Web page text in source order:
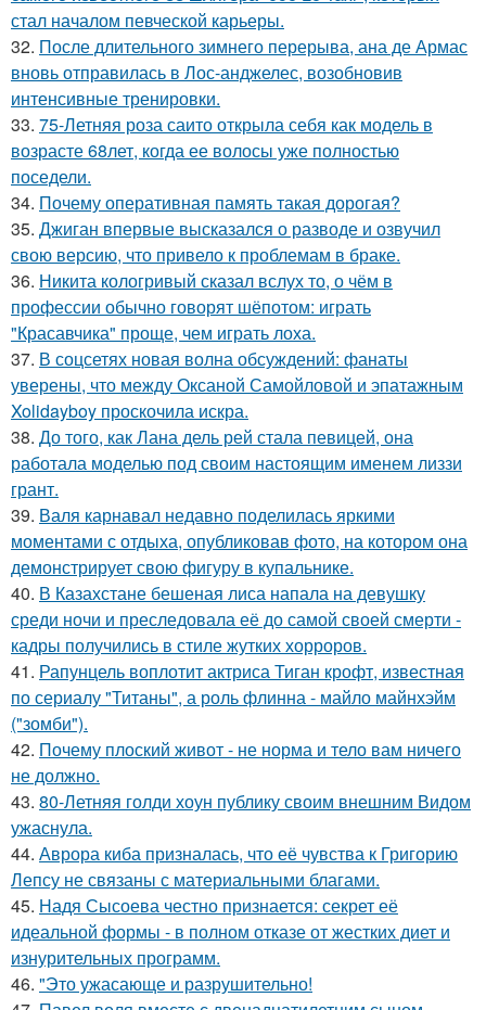
стал началом певческой карьеры.
32. После длительного зимнего перерыва, ана де Армас
вновь отправилась в Лос-анджелес, возобновив
интенсивные тренировки.
33. 75-Летняя роза саито открыла себя как модель в
возрасте 68лет, когда ее волосы уже полностью
поседели.
34. Почему оперативная память такая дорогая?
35. Джиган впервые высказался о разводе и озвучил
свою версию, что привело к проблемам в браке.
36. Никита кологривый сказал вслух то, о чём в
профессии обычно говорят шёпотом: играть
"Красавчика" проще, чем играть лоха.
37. В соцсетях новая волна обсуждений: фанаты
уверены, что между Оксаной Самойловой и эпатажным
Xolidayboy проскочила искра.
38. До того, как Лана дель рей стала певицей, она
работала моделью под своим настоящим именем лиззи
грант.
39. Валя карнавал недавно поделилась яркими
моментами с отдыха, опубликовав фото, на котором она
демонстрирует свою фигуру в купальнике.
40. В Казахстане бешеная лиса напала на девушку
среди ночи и преследовала её до самой своей смерти -
кадры получились в стиле жутких хорроров.
41. Рапунцель воплотит актриса Тиган крофт, известная
по сериалу "Титаны", а роль флинна - майло майнхэйм
("зомби").
42. Почему плоский живот - не норма и тело вам ничего
не должно.
43. 80-Летняя голди хоун публику своим внешним Видом
ужаснула.
44. Аврора киба призналась, что её чувства к Григорию
Лепсу не связаны с материальными благами.
45. Надя Сысоева честно признается: секрет её
идеальной формы - в полном отказе от жестких диет и
изнурительных программ.
46. "Это ужасающе и разрушительно!